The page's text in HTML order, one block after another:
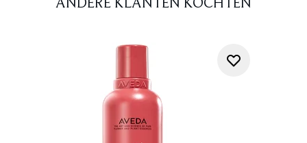
ANDERE KLANTEN KOCHTEN